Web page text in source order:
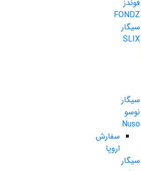
فوندز
FONDZ
سیگار
SLIX
سیگار
نوسو
Nuso
سفارش
اروپا
سیگار